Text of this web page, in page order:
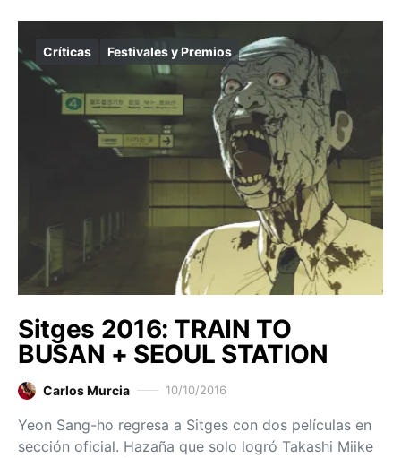
Críticas Festivales y Premios
Sitges 2016: TRAIN TO
BUSAN + SEOUL STATION
Carlos Murcia 10/10/2016
Yeon Sang-ho regresa a Sitges con dos películas en
sección oficial. Hazaña que solo logró Takashi Miike